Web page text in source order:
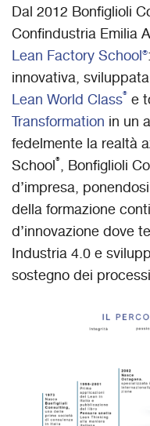
Dal 2012 Bonfiglioli
Confindustria Emilia
Lean Factory School®
innovativa,
Lean World Class® e
Transformation in un
fedelmente la realtà
School®, Bonfiglioli
d’impresa,
della formazione
d’innovazione dove
Industria 4.0 e
sostegno dei